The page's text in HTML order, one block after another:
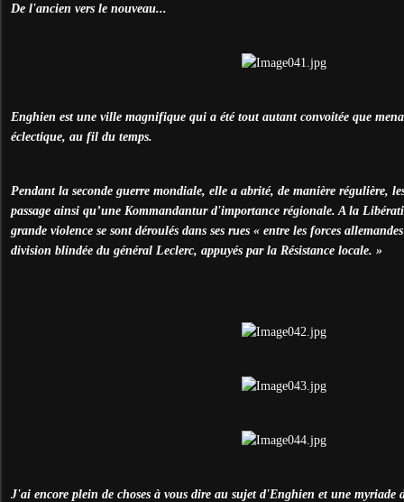
De l'ancien vers le nouveau...
Enghien est une ville magnifique qui a été tout autant convoitée que
éclectique, au fil du temps.
Pendant la seconde guerre mondiale, elle a abrité, de manière régulière,
passage ainsi qu’une Kommandantur d'importance régionale. A la
grande violence se sont déroulés dans ses rues « entre les forces
division blindée du général Leclerc, appuyés par la Résistance locale. »
J'ai encore plein de choses à vous dire au sujet d'Enghien et une myriade